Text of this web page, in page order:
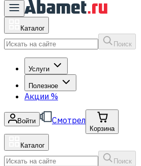
Каталог
Поиск
Услуги
Полезное
Акции %
Войти Смотрел
Корзина
Каталог
Поиск